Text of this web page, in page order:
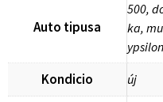
Auto tipusa
500,
ka,
ypsilon
Kondicio új